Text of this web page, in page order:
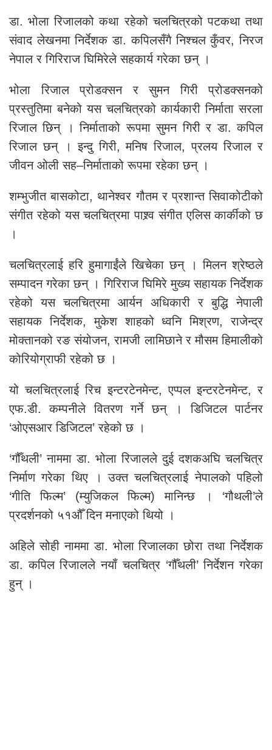
डा. भोला रिजालको कथा रहेको चलचित्रको पटकथा तथा
संवाद लेखनमा निर्देशक डा. कपिलसँगै निश्चल कुँवर, निरज
नेपाल र गिरिराज घिमिरेले सहकार्य गरेका छन् ।
भोला रिजाल प्रोडक्सन र सुमन गिरी प्रोडक्सनको
प्रस्तुतिमा बनेको यस चलचित्रको कार्यकारी निर्माता सरला
रिजाल छिन् । निर्माताको रूपमा सुमन गिरी र डा. कपिल
रिजाल छन् । इन्दु गिरी, मनिष रिजाल, प्रलय रिजाल र
जीवन ओली सह–निर्माताको रूपमा रहेका छन् ।
शम्भुजीत बासकोटा, थानेश्वर गौतम र प्रशान्त सिवाकोटीको
संगीत रहेको यस चलचित्रमा पाश्र्व संगीत एलिस कार्कीको छ
।
चलचित्रलाई हरि हुमागाईंले खिचेका छन् । मिलन श्रेष्ठले
सम्पादन गरेका छन् । गिरिराज घिमिरे मुख्य सहायक निर्देशक
रहेको यस चलचित्रमा आर्यन अधिकारी र बुद्धि नेपाली
सहायक निर्देशक, मुकेश शाहको ध्वनि मिश्रण, राजेन्द्र
मोक्तानको रङ संयोजन, रामजी लामिछाने र मौसम हिमालीको
कोरियोग्राफी रहेको छ ।
यो चलचित्रलाई रिच इन्टरटेनमेन्ट, एप्पल इन्टरटेनमेन्ट, र
एफ.डी. कम्पनीले वितरण गर्ने छन् । डिजिटल पार्टनर
‘ओएसआर डिजिटल’ रहेको छ ।
‘गौँथली’ नाममा डा. भोला रिजालले दुई दशकअघि चलचित्र
निर्माण गरेका थिए । उक्त चलचित्रलाई नेपालको पहिलो
‘गीति फिल्म’ (म्युजिकल फिल्म) मानिन्छ । ‘गौथली’ले
प्रदर्शनको ५१औँ दिन मनाएको थियो ।
अहिले सोही नाममा डा. भोला रिजालका छोरा तथा निर्देशक
डा. कपिल रिजालले नयाँ चलचित्र ‘गौँथली’ निर्देशन गरेका
हुन् ।